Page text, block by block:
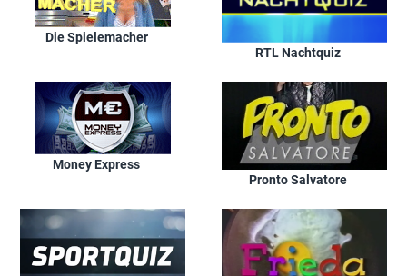
Die Spielemacher
RTL Nachtquiz
Money Express
Pronto Salvatore